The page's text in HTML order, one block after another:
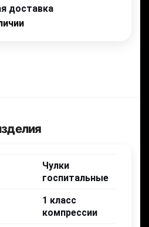
доставка
Чулки
госпитальные
1 класс
компрессии